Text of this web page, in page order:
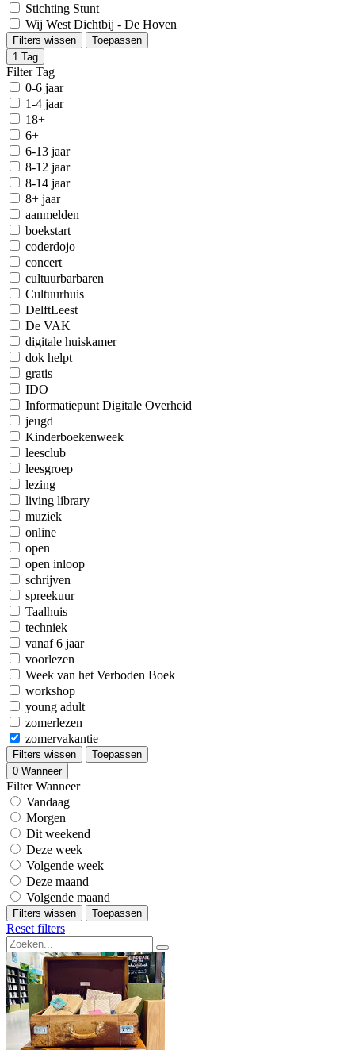
Stichting Stunt
Wij West Dichtbij - De Hoven
Filters wissen
Toepassen
1 Tag
Filter Tag
0-6 jaar
1-4 jaar
18+
6+
6-13 jaar
8-12 jaar
8-14 jaar
8+ jaar
aanmelden
boekstart
coderdojo
concert
cultuurbarbaren
Cultuurhuis
DelftLeest
De VAK
digitale huiskamer
dok helpt
gratis
IDO
Informatiepunt Digitale Overheid
jeugd
Kinderboekenweek
leesclub
leesgroep
lezing
living library
muziek
online
open
open inloop
schrijven
spreekuur
Taalhuis
techniek
vanaf 6 jaar
voorlezen
Week van het Verboden Boek
workshop
young adult
zomerlezen
zomervakantie
Filters wissen
Toepassen
0 Wanneer
Filter Wanneer
Vandaag
Morgen
Dit weekend
Deze week
Volgende week
Deze maand
Volgende maand
Filters wissen Toepassen
Reset filters